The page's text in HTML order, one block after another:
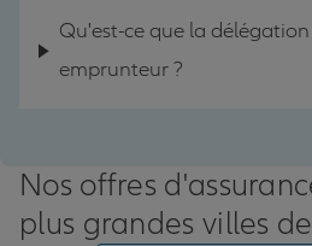
Qu'est-ce que la
emprunteur ?
Nos offres
plus grandes villes